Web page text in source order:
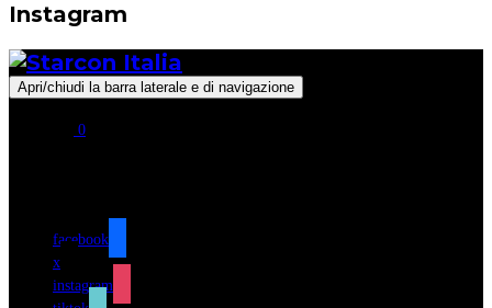
Instagram
Apri/chiudi la barra laterale e di navigazione
0
facebook
x
instagram